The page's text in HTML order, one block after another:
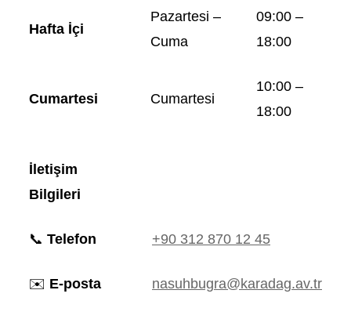
Hafta İçi
Pazartesi –
Cuma
09:00 –
18:00
Cumartesi Cumartesi
10:00 –
18:00
İletişim
Bilgileri
📞 Telefon +90 312 870 12 45
✉️ E-posta nasuhbugra@karadag.av.tr